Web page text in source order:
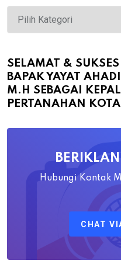
Selamat
&
atas
Dilantiknya
Bapak
Ahadiat
Pertanahan
Kota
SELAMAT &
BAPAK YAYAT
M.H SEBAGAI
PERTANAHAN
Hubungi Kontak
CHAT